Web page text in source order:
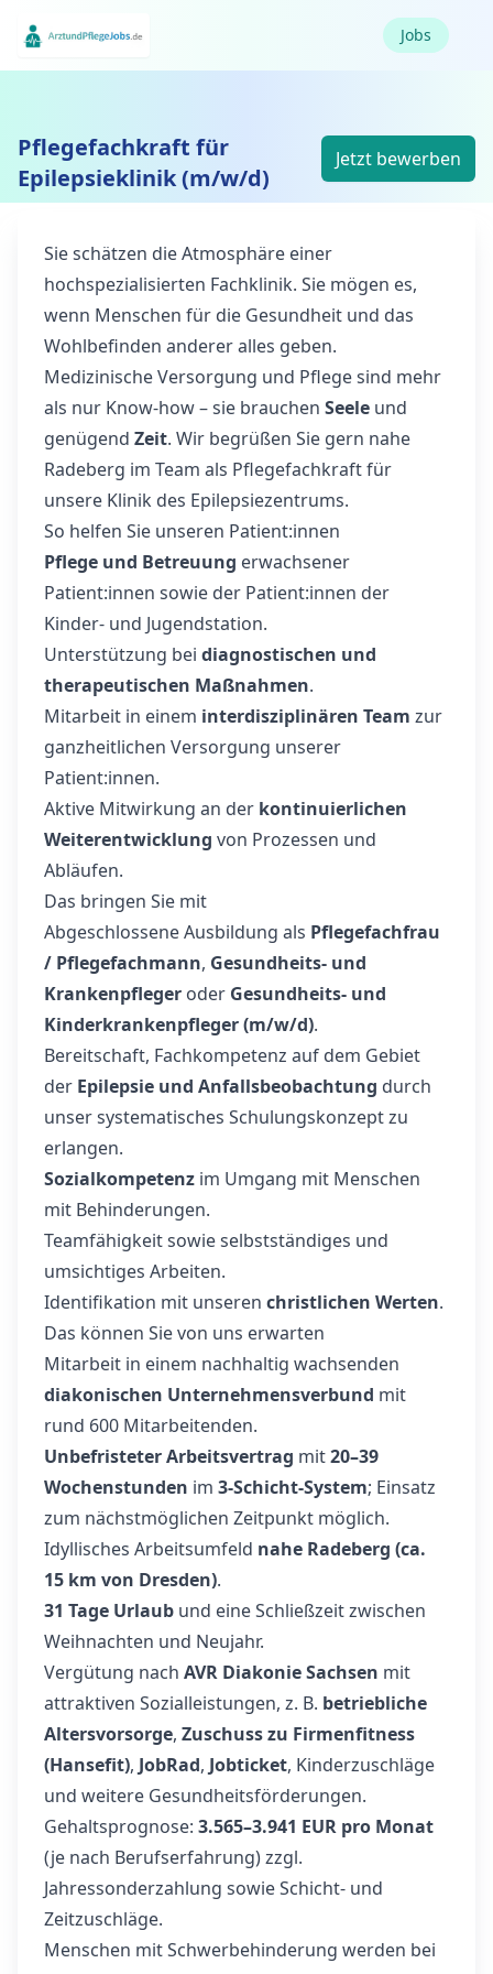
Jobs
Pflegefachkraft für
Epilepsieklinik (m/w/d)
Jetzt bewerben
Sie schätzen die Atmosphäre einer
hochspezialisierten Fachklinik. Sie mögen es,
wenn Menschen für die Gesundheit und das
Wohlbefinden anderer alles geben.
Medizinische Versorgung und Pflege sind mehr
als nur Know-how – sie brauchen Seele und
genügend Zeit. Wir begrüßen Sie gern nahe
Radeberg im Team als Pflegefachkraft für
unsere Klinik des Epilepsiezentrums.
So helfen Sie unseren Patient:innen
Pflege und Betreuung erwachsener
Patient:innen sowie der Patient:innen der
Kinder- und Jugendstation.
Unterstützung bei diagnostischen und
therapeutischen Maßnahmen.
Mitarbeit in einem interdisziplinären Team zur
ganzheitlichen Versorgung unserer
Patient:innen.
Aktive Mitwirkung an der kontinuierlichen
Weiterentwicklung von Prozessen und
Abläufen.
Das bringen Sie mit
Abgeschlossene Ausbildung als Pflegefachfrau
/ Pflegefachmann, Gesundheits- und
Krankenpfleger oder Gesundheits- und
Kinderkrankenpfleger (m/w/d).
Bereitschaft, Fachkompetenz auf dem Gebiet
der Epilepsie und Anfallsbeobachtung durch
unser systematisches Schulungskonzept zu
erlangen.
Sozialkompetenz im Umgang mit Menschen
mit Behinderungen.
Teamfähigkeit sowie selbstständiges und
umsichtiges Arbeiten.
Identifikation mit unseren christlichen Werten.
Das können Sie von uns erwarten
Mitarbeit in einem nachhaltig wachsenden
diakonischen Unternehmensverbund mit
rund 600 Mitarbeitenden.
Unbefristeter Arbeitsvertrag mit20–39
Wochenstunden im 3‑Schicht‑System; Einsatz
zum nächstmöglichen Zeitpunkt möglich.
Idyllisches Arbeitsumfeld nahe Radeberg (ca.
15 km von Dresden).
31 Tage Urlaub und eine Schließzeit zwischen
Weihnachten und Neujahr.
Vergütung nach AVR Diakonie Sachsen mit
attraktiven Sozialleistungen, z. B. betriebliche
Altersvorsorge, Zuschuss zu Firmenfitness
(Hansefit), JobRad, Jobticket, Kinderzuschläge
und weitere Gesundheitsförderungen.
Gehaltsprognose: 3.565–3.941 EUR pro Monat
(je nach Berufserfahrung) zzgl.
Jahressonderzahlung sowie Schicht- und
Zeitzuschläge.
Menschen mit Schwerbehinderung werden bei